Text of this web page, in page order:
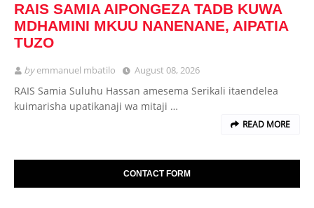
RAIS SAMIA AIPONGEZA TADB KUWA
MDHAMINI MKUU NANENANE, AIPATIA
TUZO
byemmanuel mbatilo August 08, 2026
RAIS Samia Suluhu Hassan amesema Serikali itaendelea
kuimarisha upatikanaji wa mitaji …
READ MORE
CONTACT FORM